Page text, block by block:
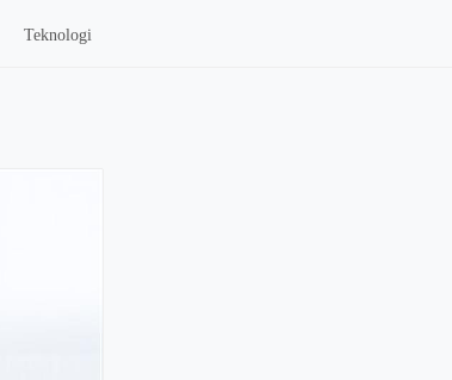
Teknologi